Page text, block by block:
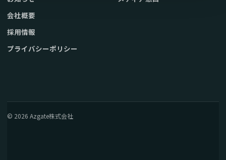
会社概要
採用情報
プライバシーポリシー
© 2026 Azgate株式会社